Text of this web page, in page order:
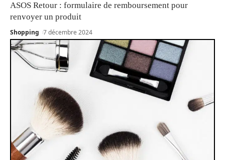
ASOS Retour : formulaire de remboursement pour
renvoyer un produit
Shopping 7 décembre 2024